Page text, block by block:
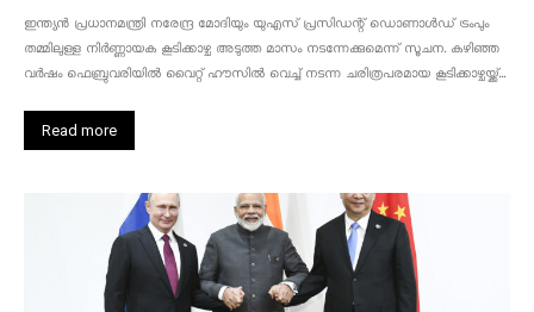
ഇന്ത്യൻ പ്രധാനമന്ത്രി നരേന്ദ്ര മോദിയും യുഎസ് പ്രസിഡന്റ് ഡൊണാൾഡ് ട്രംപും
തമ്മിലുള്ള നിർണ്ണായക കൂടിക്കാഴ്ച അടുത്ത മാസം നടന്നേക്കുമെന്ന് സൂചന. കഴിഞ്ഞ
വർഷം ഫെബ്രുവരിയിൽ വൈറ്റ് ഹൗസിൽ വെച്ച് നടന്ന ചരിത്രപരമായ കൂടിക്കാഴ്ചയ്ക്ക്...
Read more